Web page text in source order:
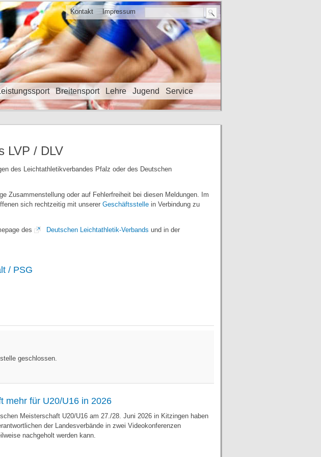
Kontakt Impressum
Breitensport Lehre Jugend Service
LVP / DLV
des Leichtathletikverbandes Pfalz oder des Deutschen
Zusammenstellung oder auf Fehlerfreiheit bei diesen Meldungen. Im
sich rechtzeitig mit unserer Geschäftsstellein Verbindung zu
des Deutschen Leichtathletik-Verbands und in der
/ PSG
geschlossen.
mehr für U20/U16 in 2026
Meisterschaft U20/U16 am 27./28. Juni 2026 in Kitzingen haben
der Landesverbände in zwei Videokonferenzen
nachgeholt werden kann.